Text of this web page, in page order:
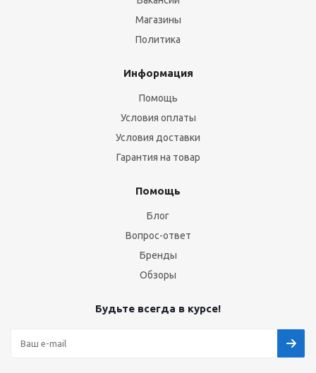
Магазины
Политика
Информация
Помощь
Условия оплаты
Условия доставки
Гарантия на товар
Помощь
Блог
Вопрос-ответ
Бренды
Обзоры
Будьте всегда в курсе!